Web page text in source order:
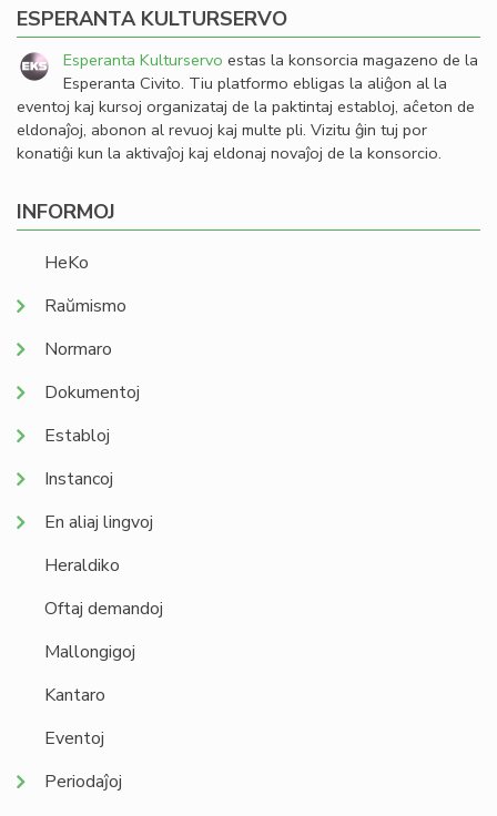
ESPERANTA KULTURSERVO
Esperanta Kulturservo estas la konsorcia magazeno de la
Esperanta Civito. Tiu platformo ebligas la aliĝon al la
eventoj kaj kursoj organizataj de la paktintaj establoj, aĉeton de
eldonaĵoj, abonon al revuoj kaj multe pli. Vizitu ĝin tuj por
konatiĝi kun la aktivaĵoj kaj eldonaj novaĵoj de la konsorcio.
INFORMOJ
HeKo
Raŭmismo
Normaro
Dokumentoj
Establoj
Instancoj
En aliaj lingvoj
Heraldiko
Oftaj demandoj
Mallongigoj
Kantaro
Eventoj
Periodaĵoj